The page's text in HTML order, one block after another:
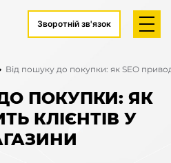
Зворотній зв'язок
Від пошуку до покупки: як SEO
ПОКУПКИ: ЯК
КЛІЄНТІВ У